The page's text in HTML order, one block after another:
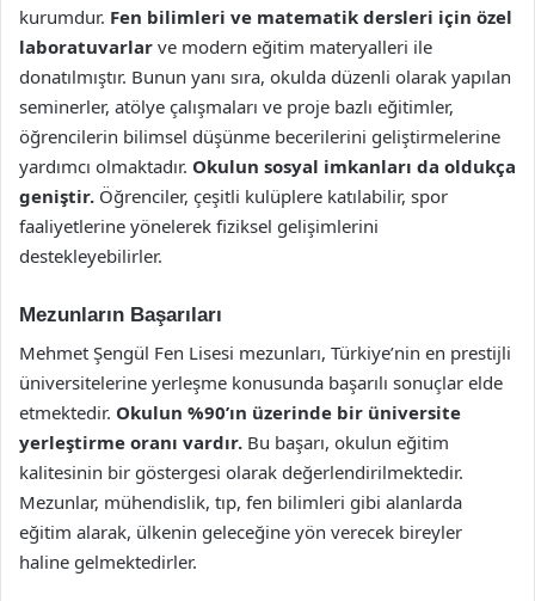
kurumdur. Fen bilimleri ve matematik dersleri için özel
laboratuvarlar ve modern eğitim materyalleri ile
donatılmıştır. Bunun yanı sıra, okulda düzenli olarak yapılan
seminerler, atölye çalışmaları ve proje bazlı eğitimler,
öğrencilerin bilimsel düşünme becerilerini geliştirmelerine
yardımcı olmaktadır. Okulun sosyal imkanları da oldukça
geniştir. Öğrenciler, çeşitli kulüplere katılabilir, spor
faaliyetlerine yönelerek fiziksel gelişimlerini
destekleyebilirler.
Mezunların Başarıları
Mehmet Şengül Fen Lisesi mezunları, Türkiye’nin en prestijli
üniversitelerine yerleşme konusunda başarılı sonuçlar elde
etmektedir. Okulun %90’ın üzerinde bir üniversite
yerleştirme oranı vardır. Bu başarı, okulun eğitim
kalitesinin bir göstergesi olarak değerlendirilmektedir.
Mezunlar, mühendislik, tıp, fen bilimleri gibi alanlarda
eğitim alarak, ülkenin geleceğine yön verecek bireyler
haline gelmektedirler.